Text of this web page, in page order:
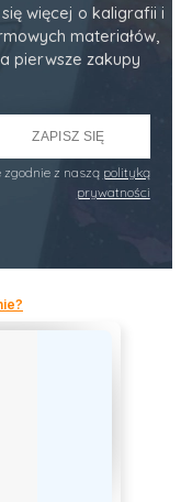
więcej o kaligrafii i
materiałów,
pierwsze zakupy
ZAPISZ SIĘ
z naszą polityką
prywatności